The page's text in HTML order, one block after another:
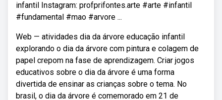
infantil Instagram: profprifontes.arte #arte #infantil
#fundamental #mao #arvore ...
Web — atividades dia da árvore educação infantil
explorando o dia da árvore com pintura e colagem de
papel crepom na fase de aprendizagem. Criar jogos
educativos sobre o dia da árvore é uma forma
divertida de ensinar as crianças sobre o tema. No
brasil, o dia da árvore é comemorado em 21 de